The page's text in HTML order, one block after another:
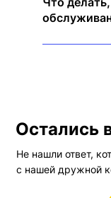
защищены —
Мы
попробовать
Остались
Не нашли ответ,
с нашей дружной